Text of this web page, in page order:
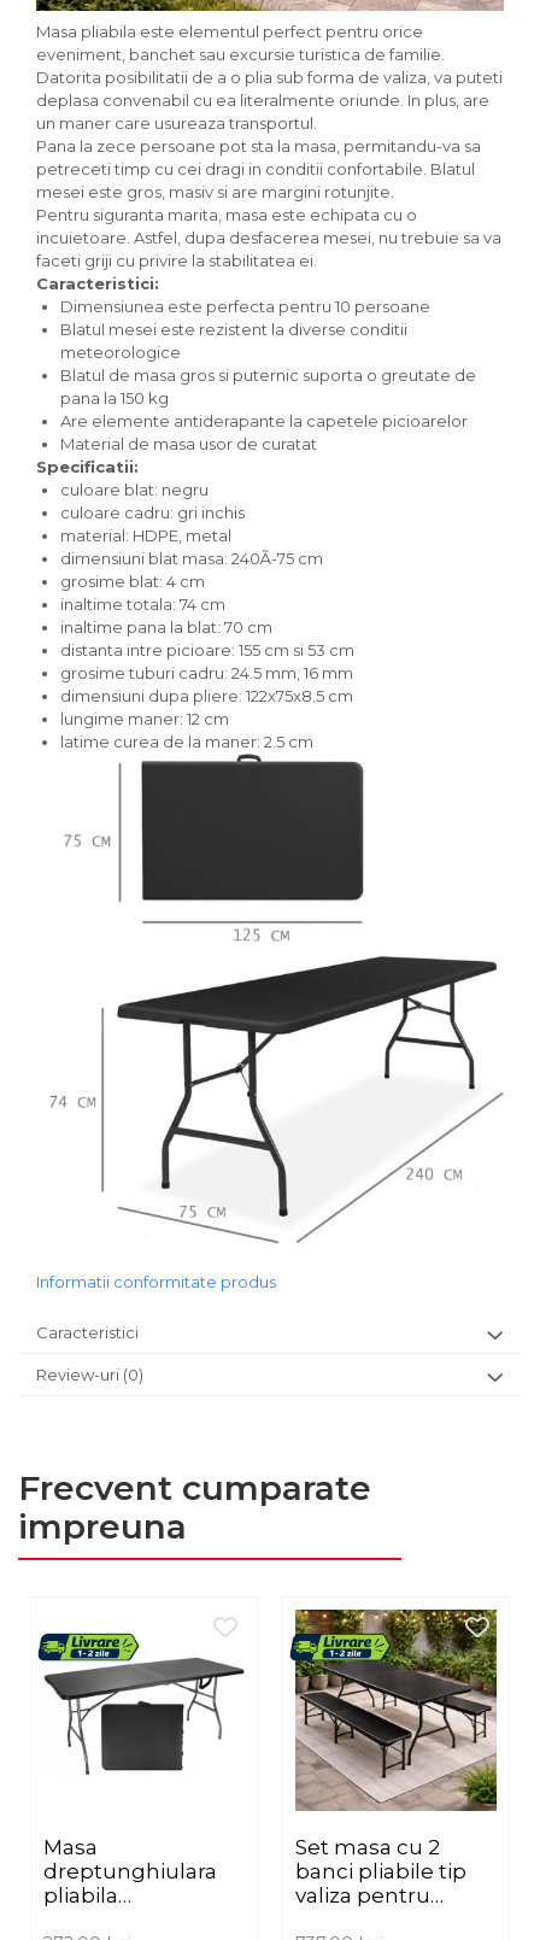
Masa pliabila este elementul perfect pentru orice
eveniment, banchet sau excursie turistica de familie.
Datorita posibilitatii de a o plia sub forma de valiza, va puteti
deplasa convenabil cu ea literalmente oriunde. In plus, are
un maner care usureaza transportul.
Pana la zece persoane pot sta la masa, permitandu-va sa
petreceti timp cu cei dragi in conditii confortabile. Blatul
mesei este gros, masiv si are margini rotunjite.
Pentru siguranta marita, masa este echipata cu o
incuietoare. Astfel, dupa desfacerea mesei, nu trebuie sa va
faceti griji cu privire la stabilitatea ei.
Caracteristici:
Dimensiunea este perfecta pentru 10 persoane
Blatul mesei este rezistent la diverse conditii
meteorologice
Blatul de masa gros si puternic suporta o greutate de
pana la 150 kg
Are elemente antiderapante la capetele picioarelor
Material de masa usor de curatat
Specificatii:
culoare blat: negru
culoare cadru: gri inchis
material: HDPE, metal
dimensiuni blat masa: 240Ã-75 cm
grosime blat: 4 cm
inaltime totala: 74 cm
inaltime pana la blat: 70 cm
distanta intre picioare: 155 cm si 53 cm
grosime tuburi cadru: 24.5 mm, 16 mm
dimensiuni dupa pliere: 122x75x8.5 cm
lungime maner: 12 cm
latime curea de la maner: 2.5 cm
Informatii conformitate produs
Caracteristici
Review-uri (0)
Frecvent cumparate
impreuna
Masa
dreptunghiulara
pliabila
Set masa cu 2
banci pliabile tip
valiza pentru